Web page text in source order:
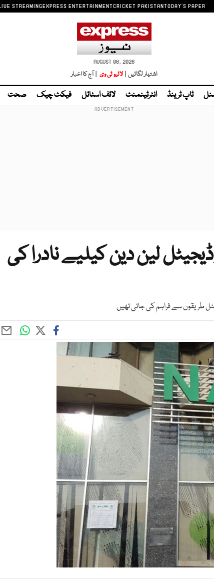
STREAMINGEXPRESS ENTERTAINMENTCRICKET PAKISTANTODAY'S PAPER
AUGUST 06, 2026
اشتہار لگائیں | لائیو ٹی وی | آج کا اخبار
ٹاپ ٹرینڈ انٹرٹینمنٹ لائف اسٹائل فیکٹ چیک صحت
لین دین کیلیے نادرا کی
سے فراہم کی جاتی تھیں